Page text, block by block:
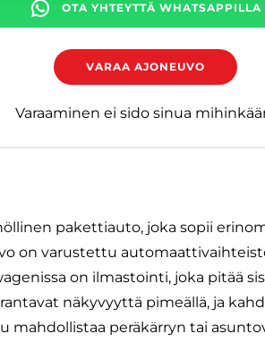
OTA YHTEYTTÄ WHATSAPPILLA
VARAA AJONEUVO
Varaaminen ei sido sinua
pakettiauto, joka sopii
on varustettu
on ilmastointi, joka pitää
näkyvyyttä pimeällä, ja
mahdollistaa peräkärryn tai